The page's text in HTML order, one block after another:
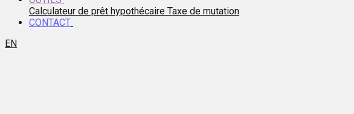
Calculateur de prêt hypothécaire Taxe de mutation
CONTACT
EN